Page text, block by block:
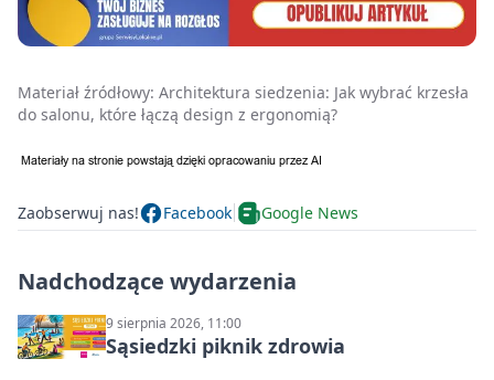
Materiał źródłowy: Architektura siedzenia: Jak wybrać krzesła
do salonu, które łączą design z ergonomią?
Zaobserwuj nas! Facebook Google News
Nadchodzące wydarzenia
9 sierpnia 2026, 11:00
Sąsiedzki piknik zdrowia